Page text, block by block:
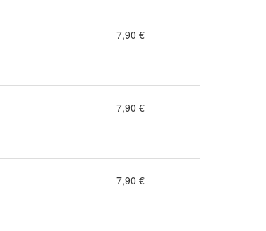
7,90 €
7,90 €
7,90 €